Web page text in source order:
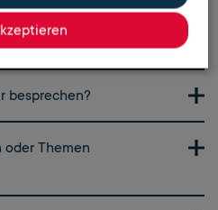
benötigen wir ein
besprechen?
werden dir im
den
oder Themen